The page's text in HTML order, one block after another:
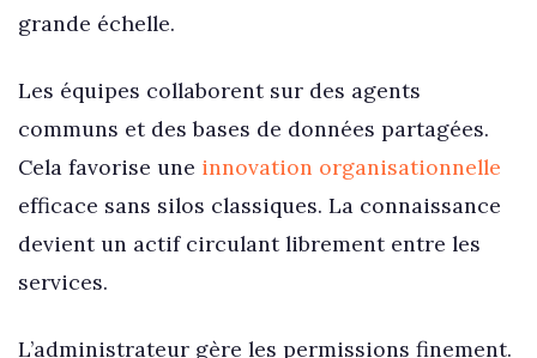
grande échelle.
Les équipes collaborent sur des agents
communs et des bases de données partagées.
Cela favorise une innovation organisationnelle
efficace sans silos classiques. La connaissance
devient un actif circulant librement entre les
services.
L’administrateur gère les permissions finement.